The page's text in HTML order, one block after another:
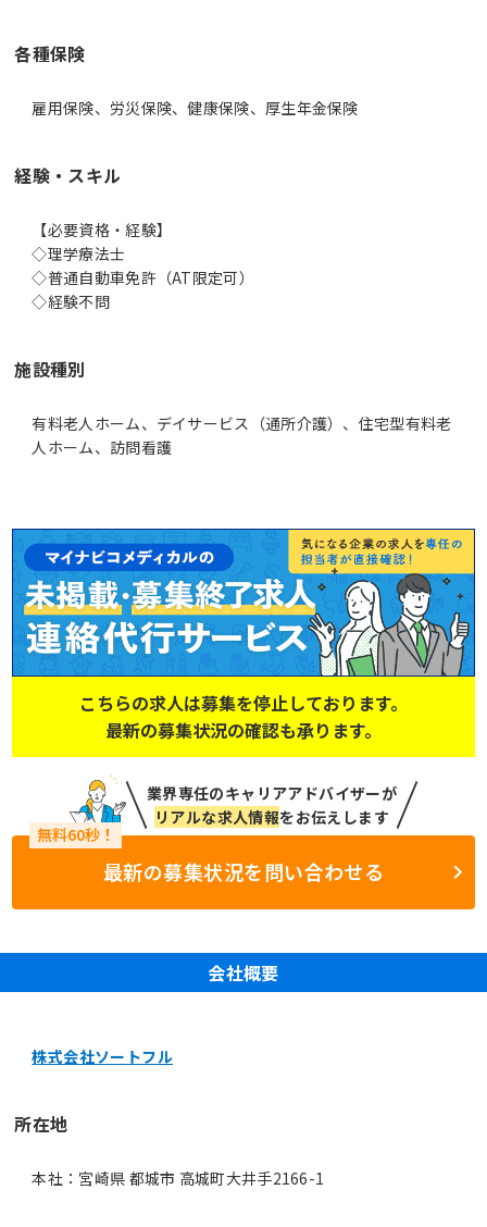
各種保険
雇用保険、労災保険、健康保険、厚生年金保険
経験・スキル
【必要資格・経験】
◇理学療法士
◇普通自動車免許（AT限定可）
◇経験不問
施設種別
有料老人ホーム、デイサービス（通所介護）、住宅型有料老
人ホーム、訪問看護
こちらの求人は募集を停止しております。
最新の募集状況の確認も承ります。
業界専任のキャリアアドバイザーが
リアルな求人情報をお伝えします
最新の募集状況を問い合わせる
会社概要
株式会社ソートフル
所在地
本社：宮崎県 都城市 高城町大井手2166-1